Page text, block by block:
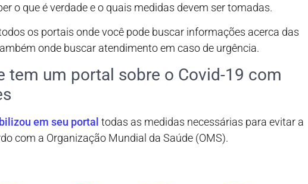
o que é verdade e o quais medidas devem ser tomadas.
os portais onde você pode buscar informações acerca das
onde buscar atendimento em caso de urgência.
tem um portal sobre o Covid-19 com
em seu portal todas as medidas necessárias para evitar a
com a Organização Mundial da Saúde (OMS).